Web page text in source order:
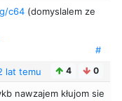
g/c64 (domyslalem ze
#
lat temu 4 0
nawzajem kłujom sie